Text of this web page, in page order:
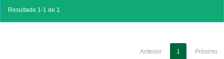
Resultado 1-1 de 1.
Anterior 1 Próximo